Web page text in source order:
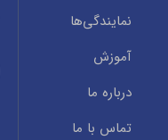
نمایندگی‌ها
آموزش
درباره ما
تماس با ما